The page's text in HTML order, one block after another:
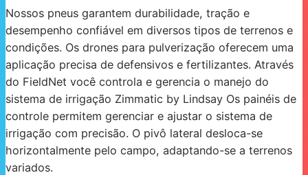
Nossos pneus garantem durabilidade, tração e
desempenho confiável em diversos tipos de terrenos e
condições. Os drones para pulverização oferecem uma
aplicação precisa de defensivos e fertilizantes. Através
do FieldNet você controla e gerencia o manejo do
sistema de irrigação Zimmatic by Lindsay Os painéis de
controle permitem gerenciar e ajustar o sistema de
irrigação com precisão. O pivô lateral desloca-se
horizontalmente pelo campo, adaptando-se a terrenos
variados.